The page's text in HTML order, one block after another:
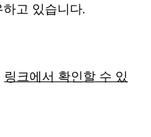
고 있습니다.
링크에서 확인할 수 있